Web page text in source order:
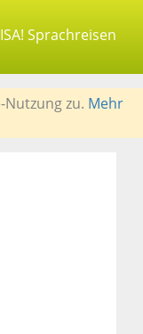
Sprachreisen
zu. Mehr